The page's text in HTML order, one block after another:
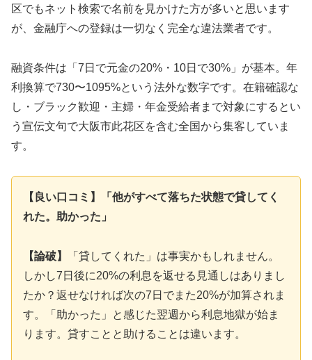
区でもネット検索で名前を見かけた方が多いと思います
が、金融庁への登録は一切なく完全な違法業者です。
融資条件は「7日で元金の20%・10日で30%」が基本。年
利換算で730〜1095%という法外な数字です。在籍確認な
し・ブラック歓迎・主婦・年金受給者まで対象にするとい
う宣伝文句で大阪市此花区を含む全国から集客していま
す。
【良い口コミ】「他がすべて落ちた状態で貸してく
れた。助かった」
【論破】
「貸してくれた」は事実かもしれません。
しかし7日後に20%の利息を返せる見通しはありまし
たか？返せなければ次の7日でまた20%が加算されま
す。「助かった」と感じた翌週から利息地獄が始ま
ります。貸すことと助けることは違います。